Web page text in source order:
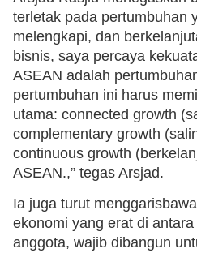
terletak pada pertumbuhan
melengkapi, dan
bisnis, saya percaya
ASEAN adalah
pertumbuhan ini harus
utama: connected growth
complementary growth
continuous growth
ASEAN.,” tegas Arsjad.
Ia juga turut
ekonomi yang erat di
anggota, wajib dibangun